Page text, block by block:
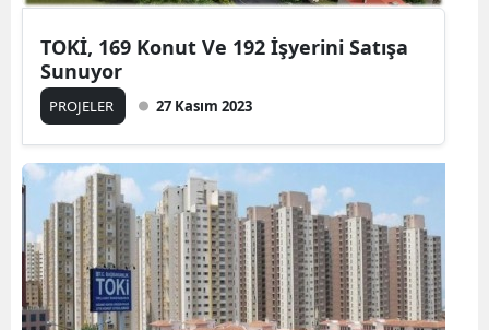
TOKİ, 169 Konut Ve 192 İşyerini Satışa
Sunuyor
PROJELER 27 Kasım 2023